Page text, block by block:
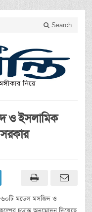
Search
ও ইসলামিক
সরকার
মডেল মসজিদ ও